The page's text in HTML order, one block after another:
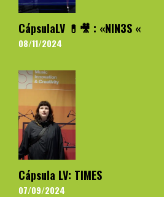
CápsulaLV 💊🎥 : «NIN3S «
08/11/2024
Cápsula LV: TIMES
07/09/2024